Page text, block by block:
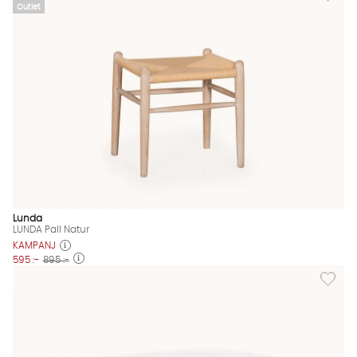
Outlet
Lunda
LUNDA Pall Natur
KAMPANJ
595 :- 895 :-
Lägg